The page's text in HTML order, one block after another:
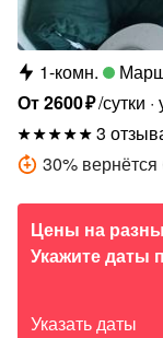
1-комн.
От2600₽/сутки
3
30%
Цены на
Укажите даты
Указать даты